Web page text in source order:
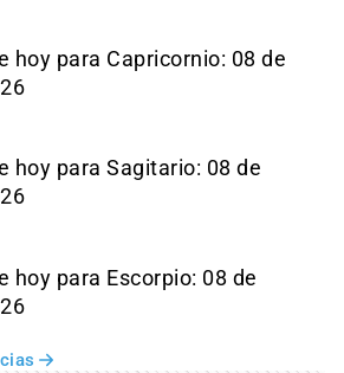
hoy para Capricornio: 08 de
hoy para Sagitario: 08 de
hoy para Escorpio: 08 de